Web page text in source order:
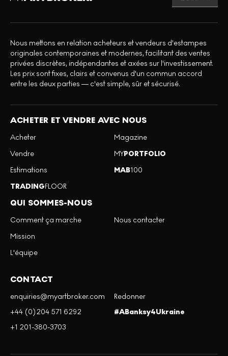
Nous mettons en relation acheteurs et vendeurs d'estampes
originales contemporaines et modernes, facilitant des ventes
privées discrètes, indépendantes et axées sur l'investissement.
Les prix sont fixes, clairs et convenus d'un commun accord
entre les deux parties — c'est simple, sûr et sécurisé.
ACHETER ET VENDRE AVEC NOUS
Acheter
Vendre
Estimations
TRADINGFLOOR
Magazine
MYPORTFOLIO
MAB100
QUI SOMMES-NOUS
Comment ça marche
Mission
L'équipe
Nous contacter
CONTACT
enquiries@myartbroker.com
+44 (0)204 571 6292
+1 201-380-3703
Redonner
#ABanksy4Ukraine